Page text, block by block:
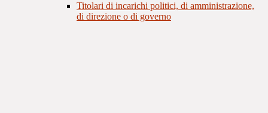
Titolari di incarichi politici, di amministrazione,
di direzione o di governo